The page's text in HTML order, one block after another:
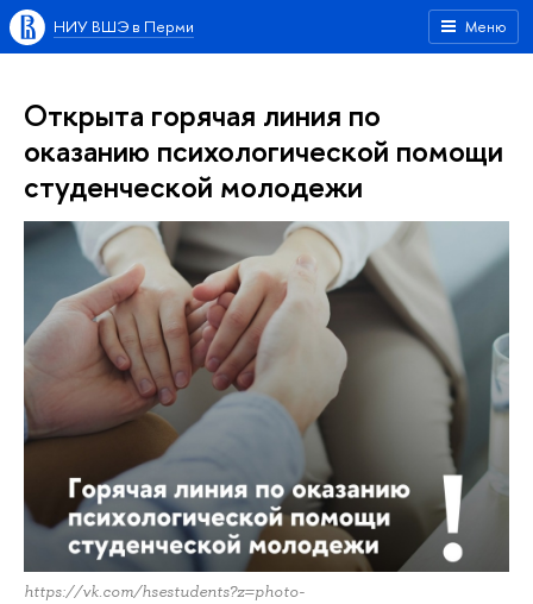
Меню
НИУ ВШЭ в Перми
Открыта горячая линия по
оказанию психологической помощи
студенческой молодежи
https://vk.com/hsestudents?z=photo-